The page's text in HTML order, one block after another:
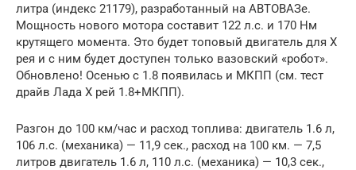
литра (индекс 21179), разработанный на АВТОВАЗе.
Мощность нового мотора составит 122 л.с. и 170 Нм
крутящего момента. Это будет топовый двигатель для Х
рея и с ним будет доступен только вазовский «робот».
Обновлено! Осенью с 1.8 появилась и МКПП (см. тест
драйв Лада Х рей 1.8+МКПП).
Разгон до 100 км/час и расход топлива: двигатель 1.6 л,
106 л.с. (механика) — 11,9 сек., расход на 100 км. — 7,5
литров двигатель 1.6 л, 110 л.с. (механика) — 10,3 сек.,